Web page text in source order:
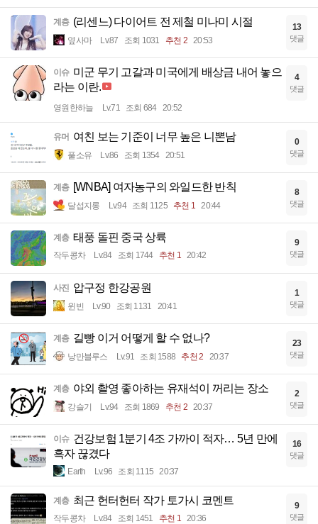
계층 (리센느) 다이어트 전 제철 미나미 시절
옆사마 Lv.87 조회 1031 추천 2 20:53
13
댓글
이슈 미군 무기 고갈과 미국에게 배상금 내어 놓으
라는 이란.
영원한하늘 Lv.71 조회 684 20:52
4
댓글
유머 여친 보는 기준이 너무 높은 니뽄남
풀소유 Lv.86 조회 1354 20:51
0
댓글
계층 [WNBA] 여자농구의 와일드한 반칙
달섭지롱 Lv.94 조회 1125 추천 1 20:44
8
댓글
계층 태풍 돌핀 중국 상륙
작두콩차 Lv.84 조회 1744 추천 1 20:42
9
댓글
사진 압구정 한강공원
윈빈 Lv.90 조회 1131 20:41
1
댓글
계층 길빵 이거 어떻게 할 수 없나?
낭만블루스 Lv.91 조회 1588 추천 2 20:37
23
댓글
계층 야외 촬영 좋아하는 유재석이 꺼리는 장소
강슬기 Lv.94 조회 1869 추천 2 20:37
2
댓글
이슈 건강보험 1분기 4조 가까이 적자… 5년 만에
흑자 끊겼다
Earth Lv.96 조회 1115 20:37
16
댓글
계층 최근 헌터헌터 작가 토가시 코멘트
작두콩차 Lv.84 조회 1451 추천 1 20:36
9
댓글